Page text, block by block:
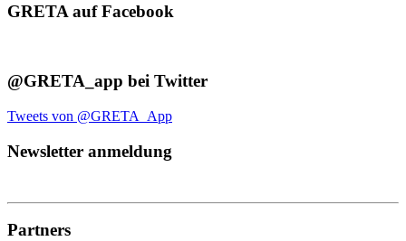
GRETA auf Facebook
@GRETA_app bei Twitter
Tweets von @GRETA_App
Newsletter anmeldung
Partners